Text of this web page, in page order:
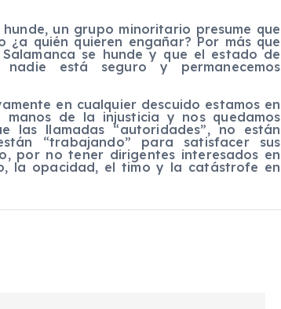
un grupo minoritario presume que
quién quieren engañar? Por más que
se hunde y que el estado de
está seguro y permanecemos
en cualquier descuido estamos en
de la injusticia y nos quedamos
las llamadas “autoridades”, no están
“trabajando” para satisfacer sus
por no tener dirigentes interesados en
la opacidad, el timo y la catástrofe en